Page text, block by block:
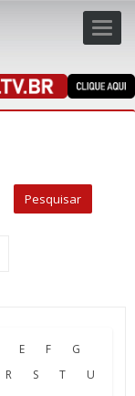
E F
G
R S T
U